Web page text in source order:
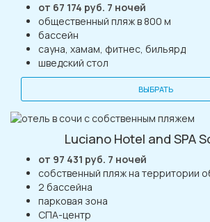
от 67 174 руб. 7 ночей
общественный пляж в 800 м
бассейн
сауна, хамам, фитнес, бильярд
шведский стол
ВЫБРАТЬ
Luciano Hotel and SPA
от 97 431 руб. 7 ночей
собственный пляж на территории
2 бассейна
парковая зона
СПА-центр